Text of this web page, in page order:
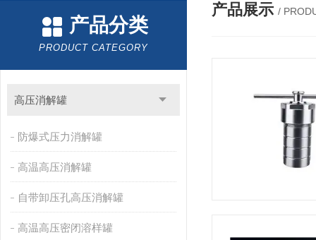
产品分类
PRODUCT CATEGORY
高压消解罐
防爆式压力消解罐
高温高压消解罐
自带卸压孔高压消解罐
高温高压密闭溶样罐
产品展示 /